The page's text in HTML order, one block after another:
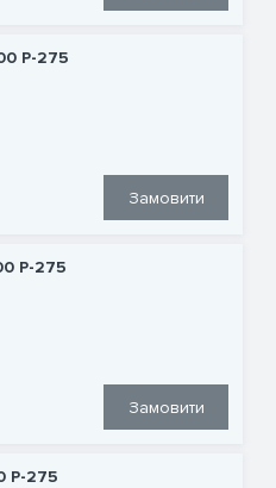
P-275
Замовити
P-275
Замовити
P-275